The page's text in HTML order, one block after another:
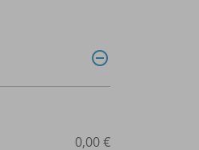
0,00 €